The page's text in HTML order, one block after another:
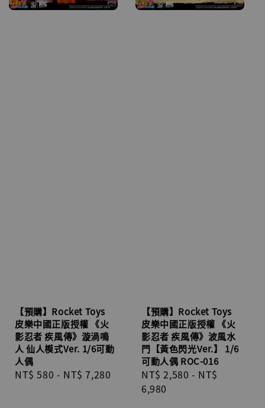
【預購】Rocket Toys
皮樂中國正版授權 《火
影忍者 疾風傳》漩渦鳴
人 仙人模式Ver. 1/6可動
人偶
Regular
NT$ 580 - NT$ 7,280
【預購】Rocket Toys
皮樂中國正版授權 《火
影忍者 疾風傳》波風水
門【黃色閃光Ver.】 1/6
可動人偶 ROC-016
Regular
price
NT$ 2,580 - NT$
6,980